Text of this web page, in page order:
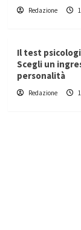
Redazione
Il test
Scegli un
personalità
Redazione